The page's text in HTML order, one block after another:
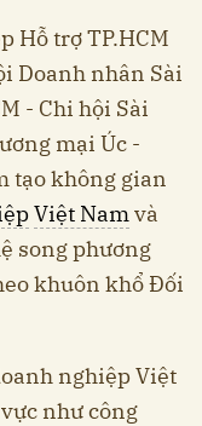
Hỗ trợ TP.HCM
Doanh nhân Sài
- Chi hội Sài
mại Úc -
tạo không gian
Việt Namvà
song phương
khuôn khổ Đối
nghiệp Việt
như công